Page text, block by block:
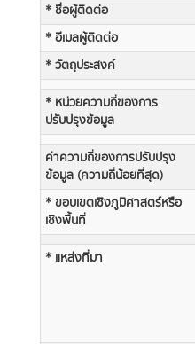
* ชื่อผู้ติดต่อ
* อีเมลผู้ติดต่อ
* วัตถุประสงค์
* หน่วยความถี่ของการ
ปรับปรุงข้อมูล
ค่าความถี่ของการปรับปรุง
ข้อมูล (ความถี่น้อยที่สุด)
* ขอบเขตเชิงภูมิศาสตร์หรือ
เชิงพื้นที่
* แหล่งที่มา